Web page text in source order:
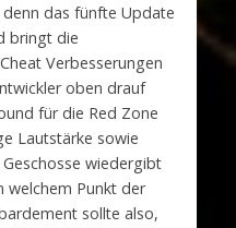
das fünfte Update
bringt die
Verbesserungen
oben drauf
für die Red Zone
Lautstärke sowie
wiedergibt
welchem Punkt der
sollte also,